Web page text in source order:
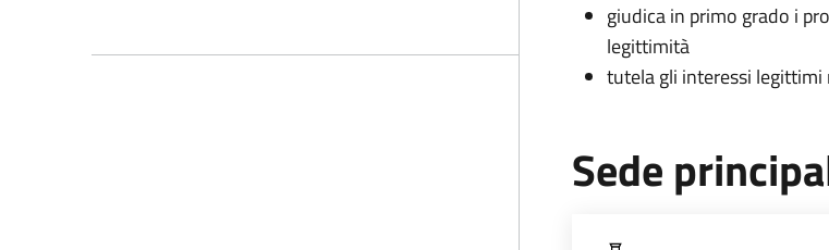
giudica in primo grado i
legittimità
tutela gli interessi legittimi
Sede